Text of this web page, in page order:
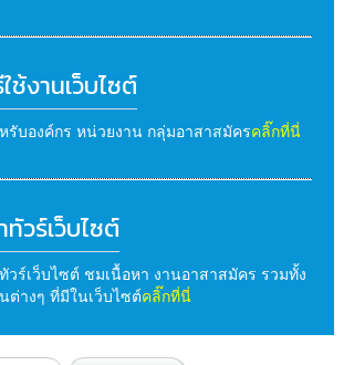
ช้งานเว็บไซต์
รับองค์กร หน่วยงาน กลุ่มอาสาสมัครคลิ๊กที่นี่
วร์เว็บไซต์
วร์เว็บไซต์ ชมเนื้อหา งานอาสาสมัคร รวมทั้ง
ต่างๆ ที่มีในเว็บไซต์คลิ๊กที่นี่